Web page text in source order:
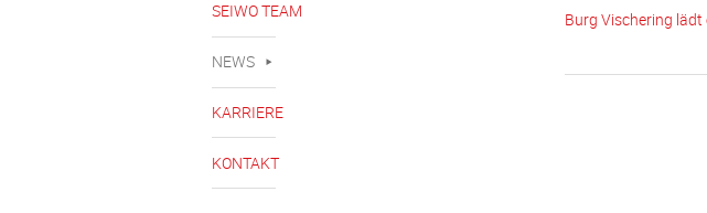
Burg Vischering lädt
SEIWO TEAM
NEWS
KARRIERE
KONTAKT